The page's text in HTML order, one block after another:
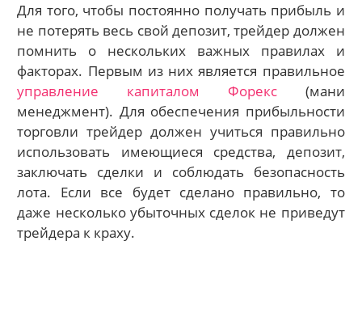
Для того, чтобы постоянно получать прибыль и
не потерять весь свой депозит, трейдер должен
помнить о нескольких важных правилах и
факторах. Первым из них является правильное
управление капиталом Форекс(мани
менеджмент). Для обеспечения прибыльности
торговли трейдер должен учиться правильно
использовать имеющиеся средства, депозит,
заключать сделки и соблюдать безопасность
лота. Если все будет сделано правильно, то
даже несколько убыточных сделок не приведут
трейдера к краху.